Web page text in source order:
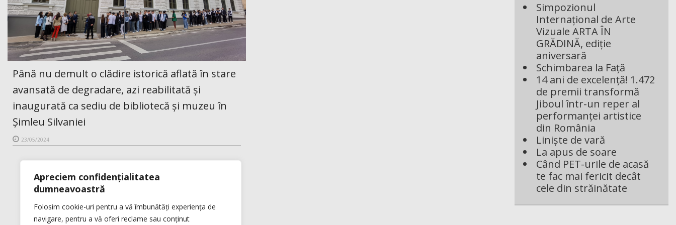
Apreciem confidențialitatea
dumneavoastră
Folosim cookie-uri pentru a vă îmbunătăți experiența de
navigare, pentru a vă oferi reclame sau conținut
Până nu demult o clădire istorică aflată în stare
avansată de degradare, azi reabilitată și
inaugurată ca sediu de bibliotecă și muzeu în
Șimleu Silvaniei
23/05/2024
Simpozionul
Internațional de Arte
Vizuale ARTA ÎN
GRĂDINĂ, ediție
aniversară
Schimbarea la Față
14 ani de excelență! 1.472
de premii transformă
Jiboul într-un reper al
performanței artistice
din România
Liniște de vară
La apus de soare
Când PET-urile de acasă
te fac mai fericit decât
cele din străinătate